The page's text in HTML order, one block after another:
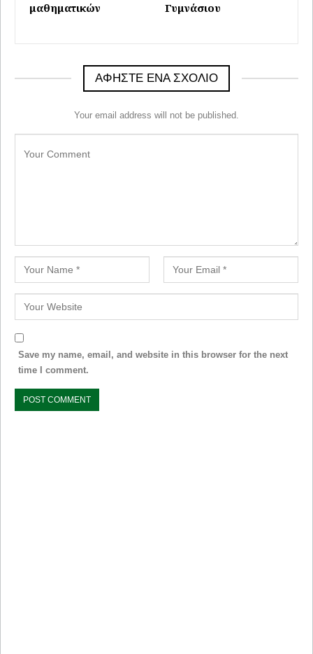
μαθηματικών
Γυμνάσιου
ΑΦΉΣΤΕ ΈΝΑ ΣΧΌΛΙΟ
Your email address will not be published.
Save my name, email, and website in this browser for the next
time I comment.